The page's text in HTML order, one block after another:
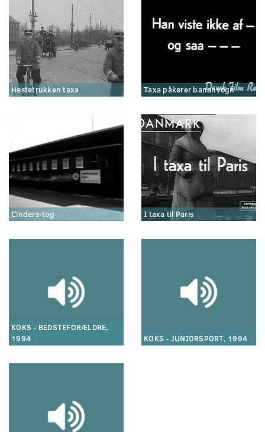
Hestetrukken taxa Taxa påkører bananvogn
Cinders-tog I taxa til Paris
KOKS - BEDSTEFORÆLDRE,
1994
KOKS - JUNIORSPORT, 1994